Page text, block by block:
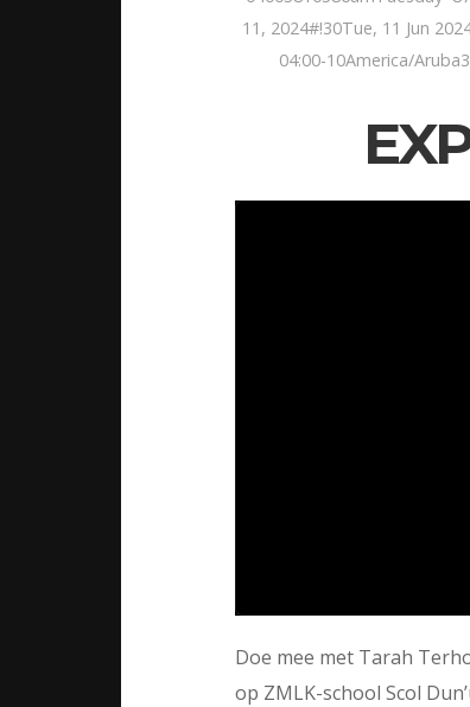
11, 2024#!30Tue, 11 Jun
04:00-10America/
Doe mee met Tarah
op ZMLK-school Scol